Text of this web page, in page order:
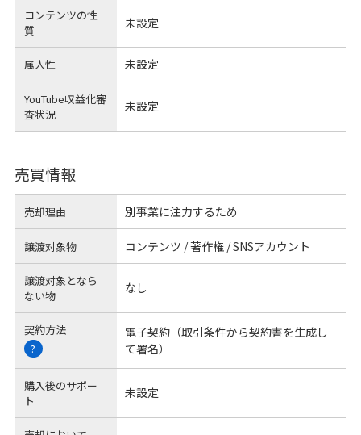
コンテンツの性
質
未設定
属人性 未設定
YouTube収益化審
査状況
未設定
売買情報
売却理由 別事業に注力するため
譲渡対象物 コンテンツ / 著作権 / SNSアカウント
譲渡対象となら
ない物
なし
契約方法
?
電子契約（取引条件から契約書を生成し
て署名）
購入後のサポー
ト
未設定